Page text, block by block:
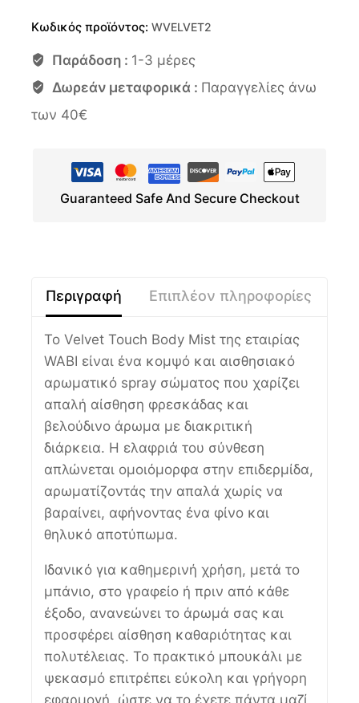
Κωδικός προϊόντος: WVELVET2
Παράδοση : 1-3 μέρες
Δωρεάν μεταφορικά : Παραγγελίες άνω
των 40€
Guaranteed Safe And Secure Checkout
Περιγραφή Επιπλέον πληροφορίες
Το Velvet Touch Body Mist της εταιρίας
WABI είναι ένα κομψό και αισθησιακό
αρωματικό spray σώματος που χαρίζει
απαλή αίσθηση φρεσκάδας και
βελούδινο άρωμα με διακριτική
διάρκεια. Η ελαφριά του σύνθεση
απλώνεται ομοιόμορφα στην επιδερμίδα,
αρωματίζοντάς την απαλά χωρίς να
βαραίνει, αφήνοντας ένα φίνο και
θηλυκό αποτύπωμα.
Ιδανικό για καθημερινή χρήση, μετά το
μπάνιο, στο γραφείο ή πριν από κάθε
έξοδο, ανανεώνει το άρωμά σας και
προσφέρει αίσθηση καθαριότητας και
πολυτέλειας. Το πρακτικό μπουκάλι με
ψεκασμό επιτρέπει εύκολη και γρήγορη